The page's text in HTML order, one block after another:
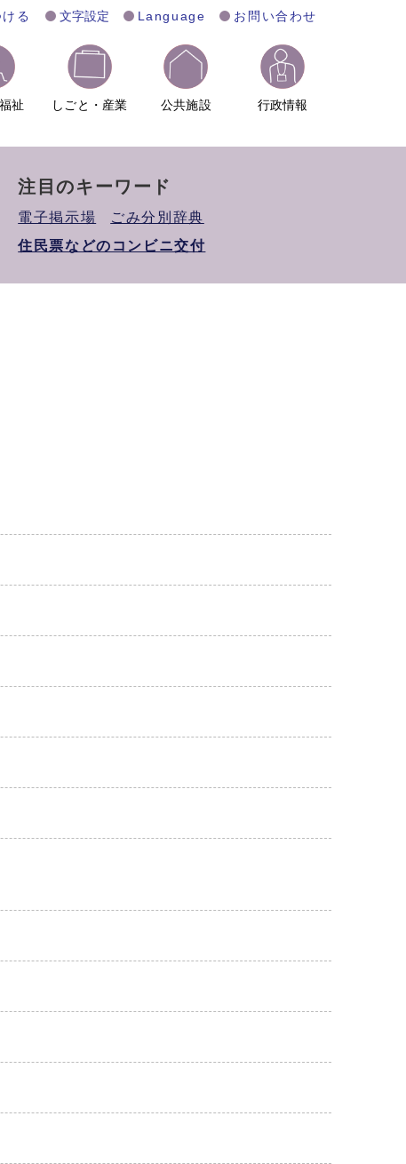
る 文字設定 Language お問い合わせ
祉 しごと・産業 公共施設 行政情報
注目のキーワード
電子掲示場
ごみ分別辞典
住民票などのコンビニ交付